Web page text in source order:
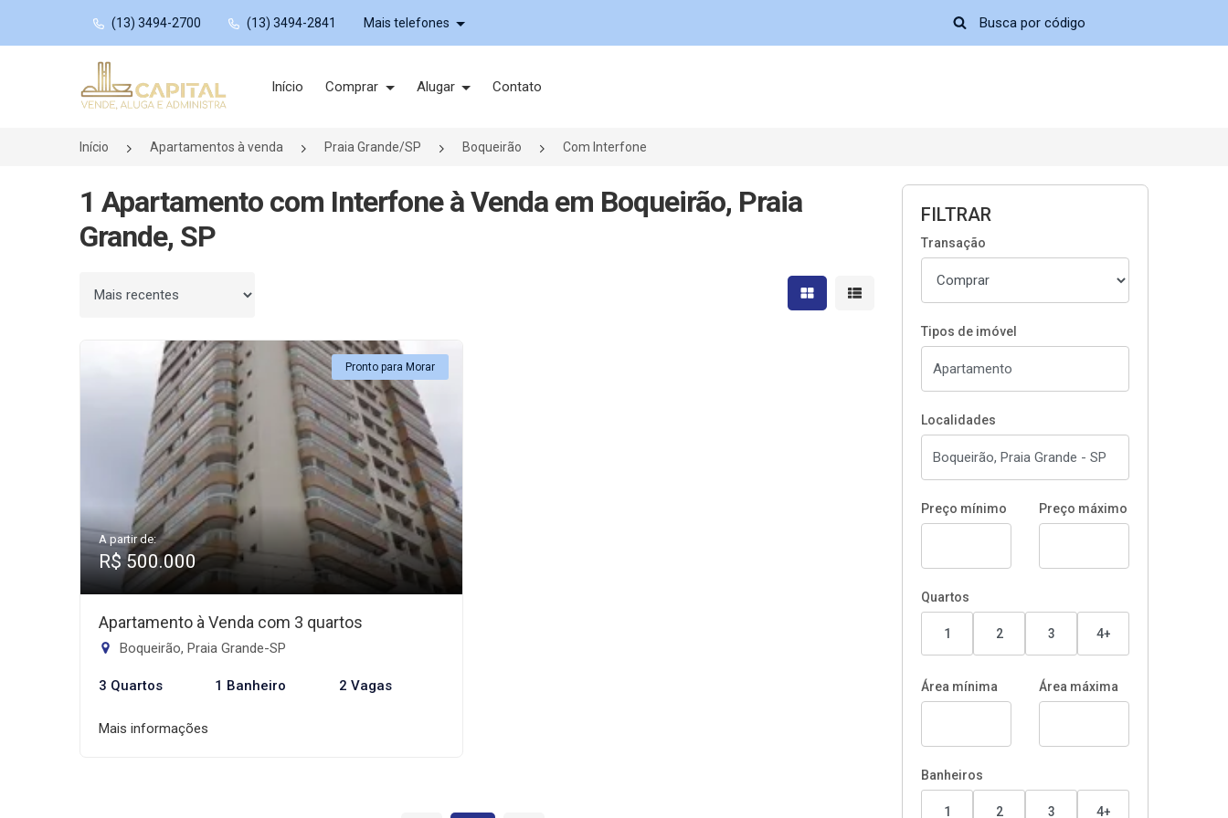
(13) 3494-2700 (13) 3494-2841 Mais telefones
Página inicial
Início Comprar Alugar Contato
Início Apartamentos à venda Praia Grande/SP Boqueirão Com Interfone
1 Apartamento com Interfone à Venda em Boqueirão, Praia
Grande, SP
Ordenar por Mostrar resultados em grade
Mostrar resultados em lista
Pronto para Morar
A partir de:
R$ 500.000
Apartamento à Venda com 3 quartos
Boqueirão, Praia Grande-SP
3 Quartos 1 Banheiro 2 Vagas
Mais informações
FILTRAR
Transação
Tipos de imóvel
Localidades
Preço mínimo Preço máximo
Quartos
1 2 3 4+
Área mínima Área máxima
Banheiros
1 2 3 4+